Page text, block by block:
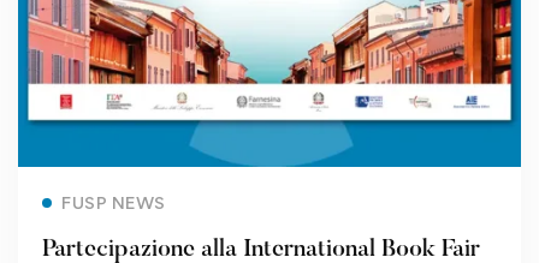
FUSP NEWS
Partecipazione alla International Book Fair